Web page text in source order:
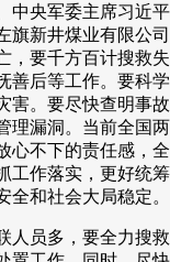
中央军委主席习近平
旗新井煤业有限公司
，要千方百计搜救失
善后等工作。要科学
害。要尽快查明事故
理漏洞。当前全国两
心不下的责任感，全
工作落实，更好统筹
和社会大局稳定。
人员多，要全力搜救